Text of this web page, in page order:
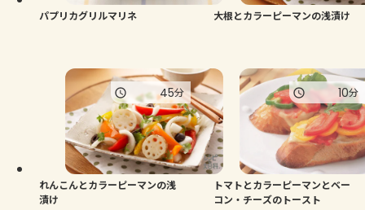
パプリカグリルマリネ 大根とカラーピーマンの浅漬け
れんこんとカラーピーマンの浅
漬け
45分
トマトとカラーピーマンとベー
コン・チーズのトースト
10分